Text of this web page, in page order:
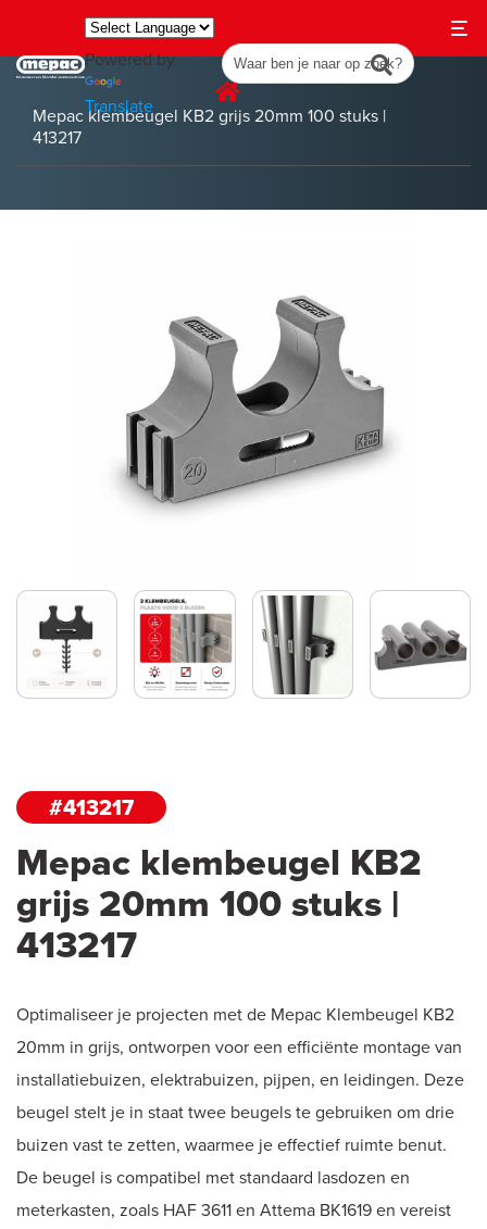
Powered by
Translate
Mepac klembeugel KB2 grijs 20mm 100 stuks |
413217
#413217
Mepac klembeugel KB2
grijs 20mm 100 stuks |
413217
Optimaliseer je projecten met de Mepac Klembeugel KB2
20mm in grijs, ontworpen voor een efficiënte montage van
installatiebuizen, elektrabuizen, pijpen, en leidingen. Deze
beugel stelt je in staat twee beugels te gebruiken om drie
buizen vast te zetten, waarmee je effectief ruimte benut.
De beugel is compatibel met standaard lasdozen en
meterkasten, zoals HAF 3611 en Attema BK1619 en vereist